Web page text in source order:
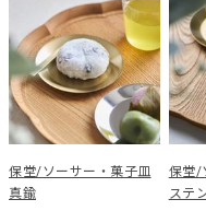
保堂/ソーサー・菓子皿
真鍮
保堂/
ステ